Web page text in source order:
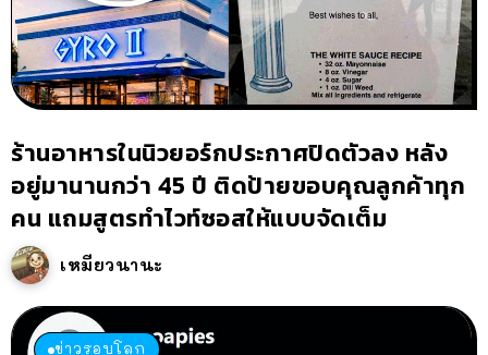
ร้านอาหารในนิวยอร์กประกาศปิดตัวลง หลัง
อยู่มานานกว่า 45 ปี ติดป้ายขอบคุณลูกค้าทุก
คน แถมสูตรทำไวท์ซอสให้แบบจัดเต็ม
เหมียวนานะ
ข่าวรอบโลก